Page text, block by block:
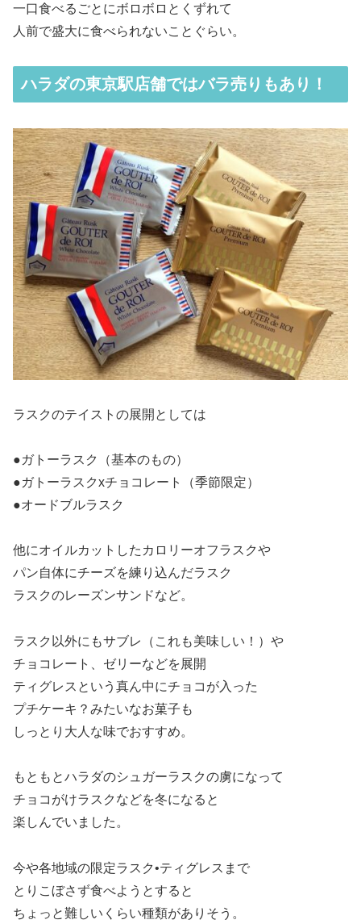
一口食べるごとにボロボロとくずれて
人前で盛大に食べられないことぐらい。
ハラダの東京駅店舗ではバラ売りもあり！
ラスクのテイストの展開としては
●ガトーラスク（基本のもの）
●ガトーラスクxチョコレート（季節限定）
●オードブルラスク
他にオイルカットしたカロリーオフラスクや
パン自体にチーズを練り込んだラスク
ラスクのレーズンサンドなど。
ラスク以外にもサブレ（これも美味しい！）や
チョコレート、ゼリーなどを展開
ティグレスという真ん中にチョコが入った
プチケーキ？みたいなお菓子も
しっとり大人な味でおすすめ。
もともとハラダのシュガーラスクの虜になって
チョコがけラスクなどを冬になると
楽しんでいました。
今や各地域の限定ラスク•ティグレスまで
とりこぼさず食べようとすると
ちょっと難しいくらい種類がありそう。